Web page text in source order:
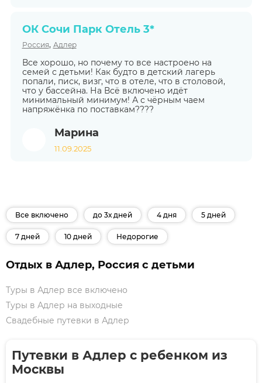
ОК Сочи Парк Отель 3*
Россия, Адлер
Все хорошо, но почему то все настроено на
семей с детьми! Как будто в детский лагерь
попали, писк, визг, что в отеле, что в столовой,
что у бассейна. На Всё включено идёт
минимальный минимум! А с чёрным чаем
напряжёнка по поставкам????
Марина
11.09.2025
Все включено до 3х дней 4 дня 5 дней
7 дней 10 дней Недорогие
Отдых в Адлер, Россия с детьми
Туры в Адлер все включено
Туры в Адлер на выходные
Свадебные путевки в Адлер
Путевки в Адлер с ребенком из
Москвы